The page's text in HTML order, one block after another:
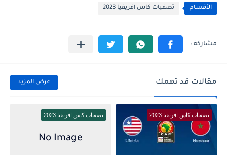
الأقسام تصفيات كاس افريقيا 2023
مقالات قد تهمك عرض المزيد
تصفيات كاس افريقيا 2023 تصفيات كاس افريقيا 2023